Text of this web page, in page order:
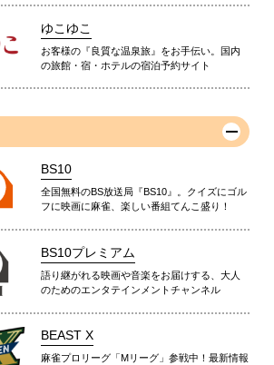
ゆこゆこ
お客様の『良質な温泉旅』をお手伝い。国内
の旅館・宿・ホテルの宿泊予約サイト
BS10
全国無料のBS放送局『BS10』。クイズにゴル
フに映画に麻雀、楽しい番組てんこ盛り！
BS10プレミアム
語り継がれる映画や音楽をお届けする、大人
のためのエンタテインメントチャンネル
BEAST X
麻雀プロリーグ「Mリーグ」参戦中！最新情報